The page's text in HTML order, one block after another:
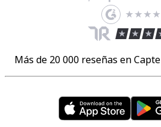
Más de 20 000 reseñas en